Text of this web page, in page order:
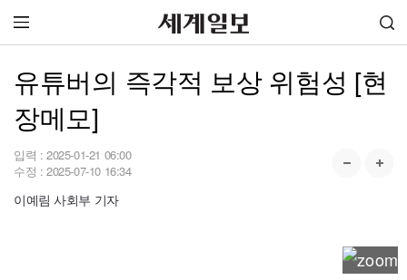
유튜버의 즉각적 보상 위험성 [현
장메모]
입력 : 2025-01-21 06:00
수정 : 2025-07-10 16:34
이예림 사회부 기자